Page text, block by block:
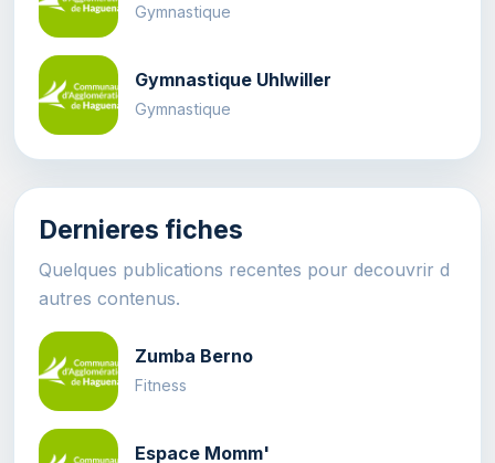
Gymnastique
Gymnastique Uhlwiller
Gymnastique
Dernieres fiches
Quelques publications recentes pour decouvrir d
autres contenus.
Zumba Berno
Fitness
Espace Momm'